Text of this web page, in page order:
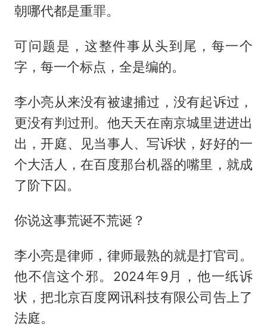
朝哪代都是重罪。
可问题是，这整件事从头到尾，每一个
字，每一个标点，全是编的。
李小亮从来没有被逮捕过，没有起诉过，
更没有判过刑。他天天在南京城里进进出
出，开庭、见当事人、写诉状，好好的一
个大活人，在百度那台机器的嘴里，就成
了阶下囚。
你说这事荒诞不荒诞？
李小亮是律师，律师最熟的就是打官司。
他不信这个邪。2024年9月，他一纸诉
状，把北京百度网讯科技有限公司告上了
法庭。